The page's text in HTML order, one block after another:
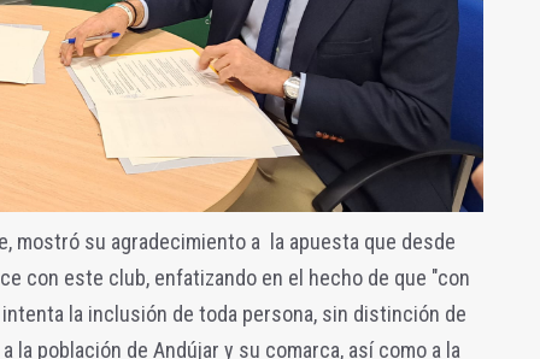
mostró su agradecimiento a la apuesta que desde
con este club, enfatizando en el hecho de que "con
la inclusión de toda persona, sin distinción de
la población de Andújar y su comarca, así como a la